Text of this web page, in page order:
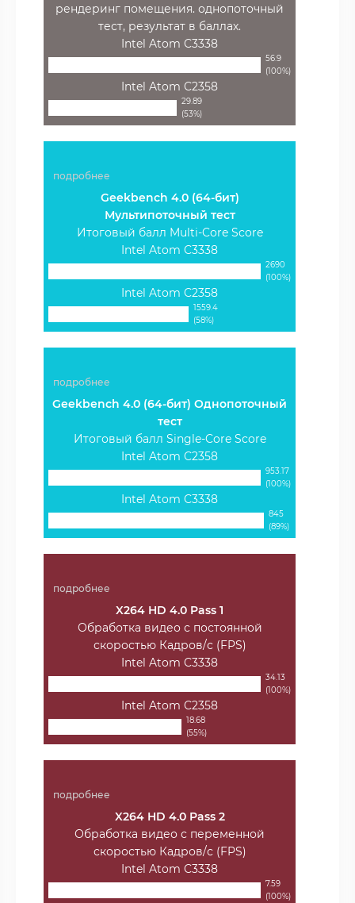
рендеринг помещения. однопоточный
тест, результат в баллах.
Intel Atom C3338
56.9
(100%)
Intel Atom C2358
29.89
(53%)
подробнее
Geekbench 4.0 (64-бит)
Мультипоточный тест
Итоговый балл Multi-Core Score
Intel Atom C3338
2690
(100%)
Intel Atom C2358
1559.4
(58%)
подробнее
Geekbench 4.0 (64-бит) Однопоточный
тест
Итоговый балл Single-Core Score
Intel Atom C2358
953.17
(100%)
Intel Atom C3338
845
(89%)
подробнее
X264 HD 4.0 Pass 1
Обработка видео с постоянной
скоростью Кадров/с (FPS)
Intel Atom C3338
34.13
(100%)
Intel Atom C2358
18.68
(55%)
подробнее
X264 HD 4.0 Pass 2
Обработка видео с переменной
скоростью Кадров/с (FPS)
Intel Atom C3338
7.59
(100%)